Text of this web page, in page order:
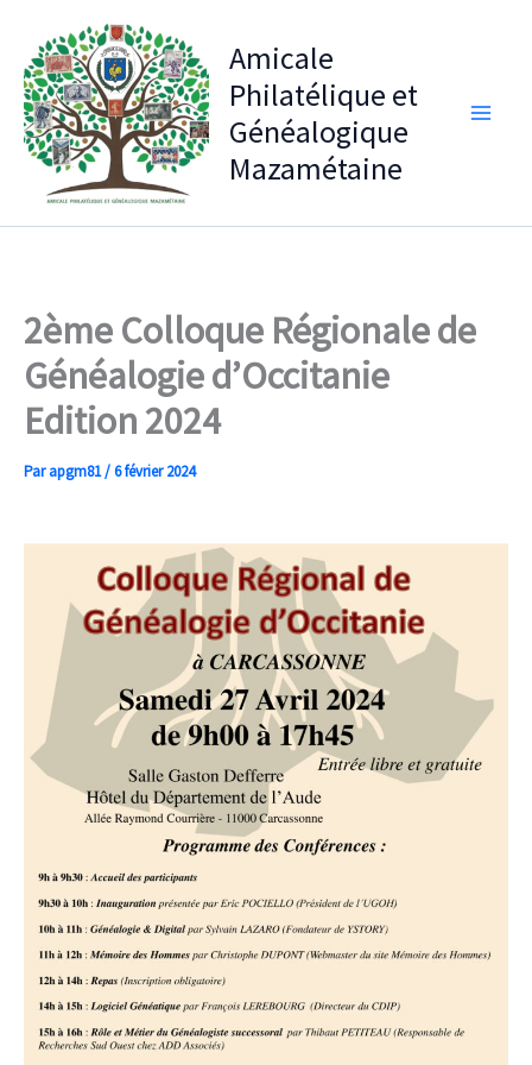
contenu
Amicale
Philatélique et
Généalogique
Mazamétaine
2ème Colloque Régionale de
Généalogie d’Occitanie
Edition 2024
Parapgm81/6 février 2024